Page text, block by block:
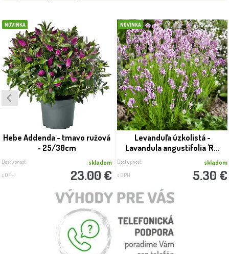
NOVINKA
Hebe Addenda - tmavo ružová
- 25/30cm
Dostupnosť: skladom
s DPH 23.00 €
NOVINKA
Levanduľa úzkolistá -
Lavandula angustifolia 'R...
Dostupnosť: skladom
s DPH 5.30 €